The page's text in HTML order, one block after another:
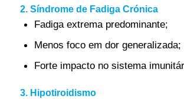
2. Síndrome de Fadiga Crónica
Fadiga extrema predominante;
Menos foco em dor generalizada;
Forte impacto no sistema
3. Hipotiroidismo